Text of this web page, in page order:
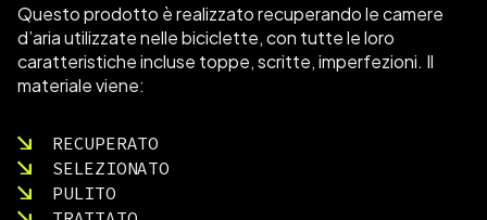
Questo prodotto è realizzato recuperando le camere
d’aria utilizzate nelle biciclette, con tutte le loro
caratteristiche incluse toppe, scritte, imperfezioni. Il
materiale viene:
RECUPERATO
SELEZIONATO
PULITO